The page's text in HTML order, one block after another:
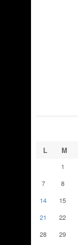
L
M
1
7
8
14
15
21
22
28
29